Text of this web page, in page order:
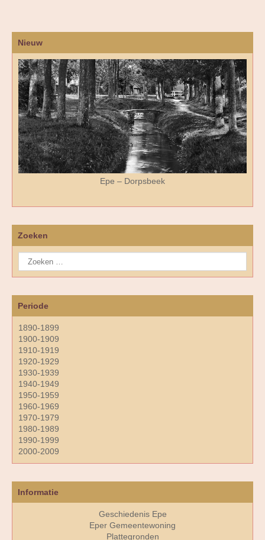
Nieuw
Epe – Dorpsbeek
Zoeken
Periode
1890-1899
1900-1909
1910-1919
1920-1929
1930-1939
1940-1949
1950-1959
1960-1969
1970-1979
1980-1989
1990-1999
2000-2009
Informatie
Geschiedenis Epe
Eper Gemeentewoning
Plattegronden